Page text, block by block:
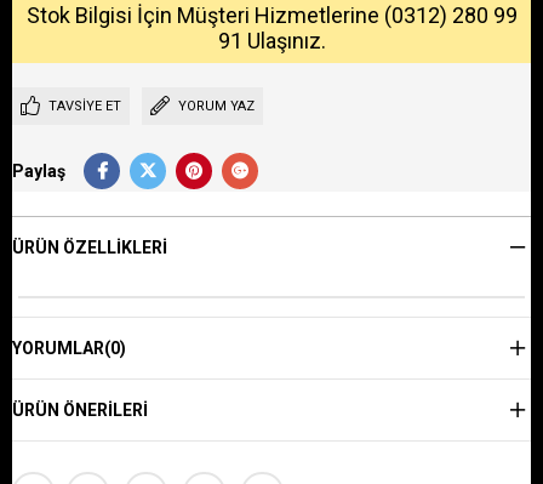
Stok Bilgisi İçin Müşteri Hizmetlerine (0312) 280 99
91 Ulaşınız.
TAVSIYE ET YORUM YAZ
Paylaş
ÜRÜN ÖZELLIKLERI
YORUMLAR(0)
ÜRÜN ÖNERILERI